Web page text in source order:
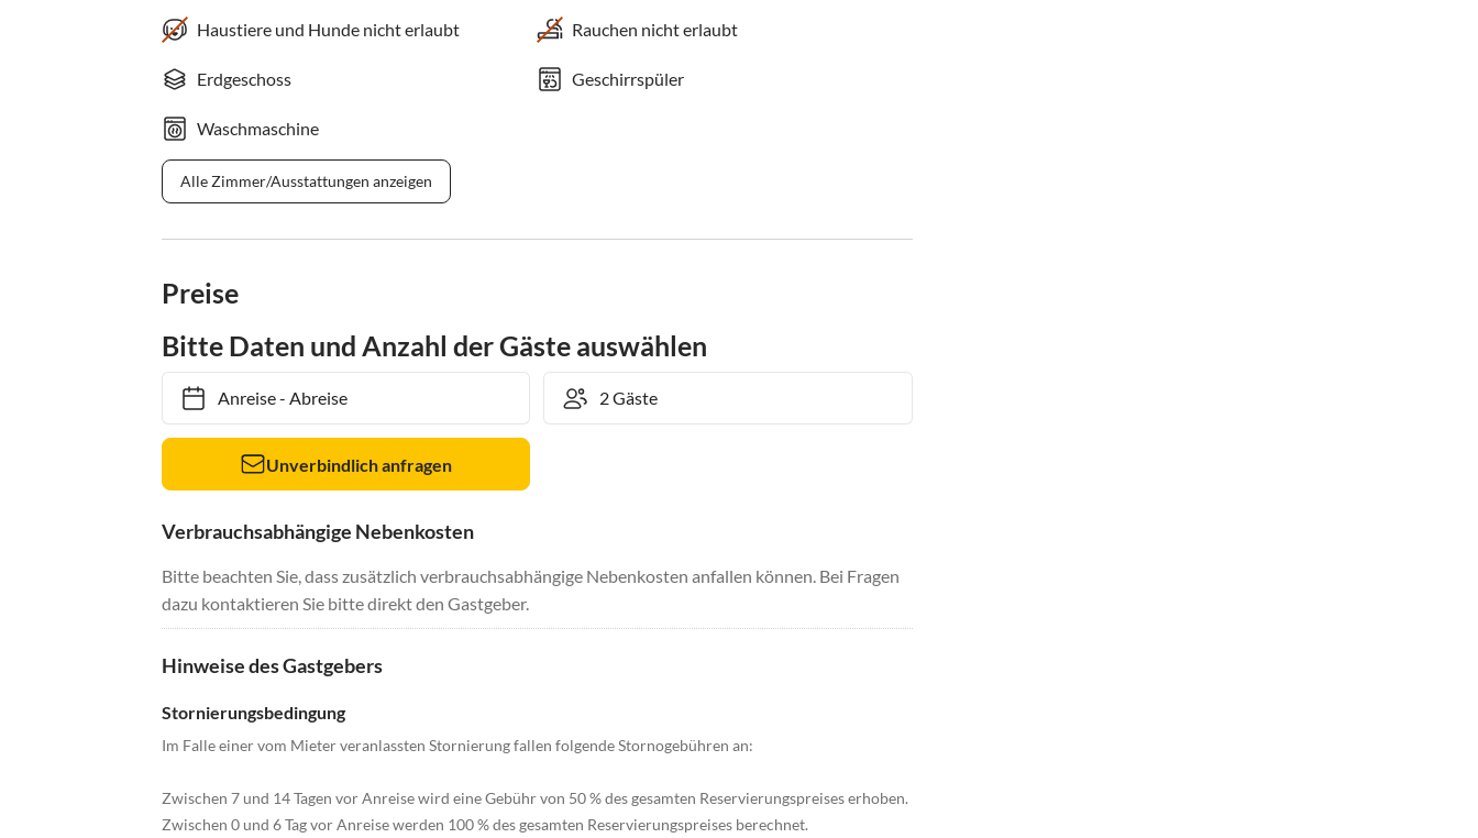
Haustiere und Hunde nicht erlaubt Rauchen nicht erlaubt
Erdgeschoss Geschirrspüler
Waschmaschine
Alle Zimmer/Ausstattungen anzeigen
Preise
Bitte Daten und Anzahl der Gäste auswählen
Anreise- Abreise
Unverbindlich anfragen
Verbrauchsabhängige Nebenkosten
Bitte beachten Sie, dass zusätzlich verbrauchsabhängige Nebenkosten anfallen können. Bei Fragen
dazu kontaktieren Sie bitte direkt den Gastgeber.
Hinweise des Gastgebers
Stornierungsbedingung
Im Falle einer vom Mieter veranlassten Stornierung fallen folgende Stornogebühren an:
Zwischen 7 und 14 Tagen vor Anreise wird eine Gebühr von 50 % des gesamten Reservierungspreises erhoben.
Zwischen 0 und 6 Tag vor Anreise werden 100 % des gesamten Reservierungspreises berechnet.